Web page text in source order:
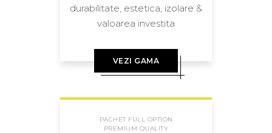
durabilitate, estetica, izolare &
valoarea investita
VEZI GAMA
PACHET FULL OPTION
PREMIUM QUALITY